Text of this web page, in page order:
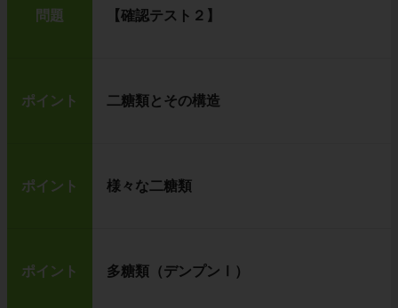
問題 【確認テスト２】
ポイント 二糖類とその構造
ポイント 様々な二糖類
ポイント 多糖類（デンプンⅠ）